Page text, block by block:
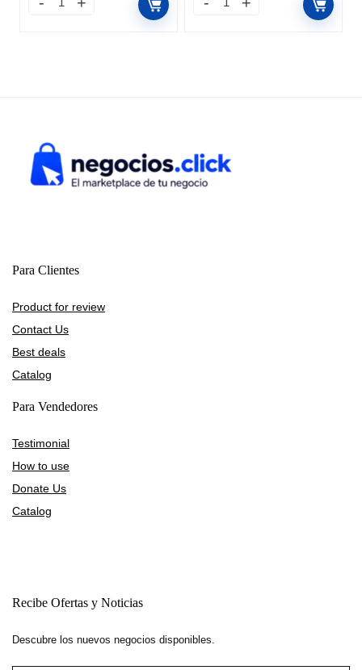
Para Clientes
Product for review
Contact Us
Best deals
Catalog
Para Vendedores
Testimonial
How to use
Donate Us
Catalog
Recibe Ofertas y Noticias
Descubre los nuevos negocios disponibles.